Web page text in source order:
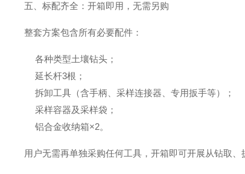
五、标配齐全：开箱即用，无需另购
整套方案包含所有必要配件：
各种类型土壤钻头；
延长杆3根；
拆卸工具（含手柄、采样连接器、专用扳手等）；
采样容器及采样袋；
铝合金收纳箱×2。
用户无需再单独采购任何工具，开箱即可开展从钻取、